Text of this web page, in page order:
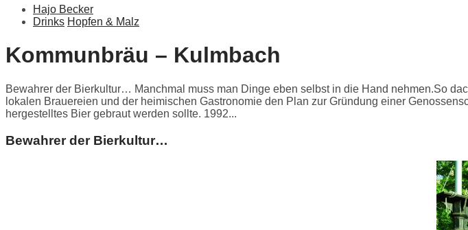
Hajo Becker
Drinks Hopfen & Malz
Kommunbräu – Kulmbach
Bewahrer der Bierkultur… Manchmal muss man Dinge eben selbst in die Hand nehmen.So
lokalen Brauereien und der heimischen Gastronomie den Plan zur Gründung einer
hergestelltes Bier gebraut werden sollte. 1992...
Bewahrer der Bierkultur…